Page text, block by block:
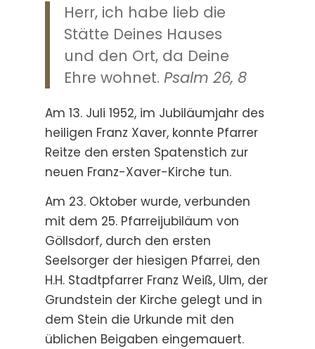
Herr, ich habe lieb die
Stätte Deines Hauses
und den Ort, da Deine
Ehre wohnet. Psalm 26, 8
Am 13. Juli 1952, im Jubiläumjahr des
heiligen Franz Xaver, konnte Pfarrer
Reitze den ersten Spatenstich zur
neuen Franz-Xaver-Kirche tun.
Am 23. Oktober wurde, verbunden
mit dem 25. Pfarreijubiläum von
Göllsdorf, durch den ersten
Seelsorger der hiesigen Pfarrei, den
H.H. Stadtpfarrer Franz Weiß, Ulm, der
Grundstein der Kirche gelegt und in
dem Stein die Urkunde mit den
üblichen Beigaben eingemauert.